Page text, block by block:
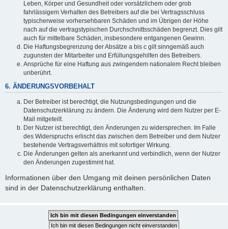
Leben, Körper und Gesundheit oder vorsätzlichem oder grob
fahrlässigem Verhalten des Betreibers auf die bei Vertragsschluss
typischerweise vorhersehbaren Schäden und im Übrigen der Höhe
nach auf die vertragstypischen Durchschnittsschäden begrenzt. Dies gilt
auch für mittelbare Schäden, insbesondere entgangenen Gewinn.
Die Haftungsbegrenzung der Absätze a bis c gilt sinngemäß auch
zugunsten der Mitarbeiter und Erfüllungsgehilfen des Betreibers.
Ansprüche für eine Haftung aus zwingendem nationalem Recht bleiben
unberührt.
6. ÄNDERUNGSVORBEHALT
Der Betreiber ist berechtigt, die Nutzungsbedingungen und die
Datenschutzerklärung zu ändern. Die Änderung wird dem Nutzer per E-
Mail mitgeteilt.
Der Nutzer ist berechtigt, den Änderungen zu widersprechen. Im Falle
des Widerspruchs erlischt das zwischen dem Betreiber und dem Nutzer
bestehende Vertragsverhältnis mit sofortiger Wirkung.
Die Änderungen gelten als anerkannt und verbindlich, wenn der Nutzer
den Änderungen zugestimmt hat.
Informationen über den Umgang mit deinen persönlichen Daten
sind in der Datenschutzerklärung enthalten.